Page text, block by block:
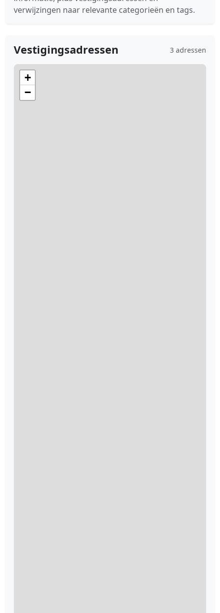
verwijzingen naar relevante categorieën en tags.
Vestigingsadressen 3 adressen
+
−